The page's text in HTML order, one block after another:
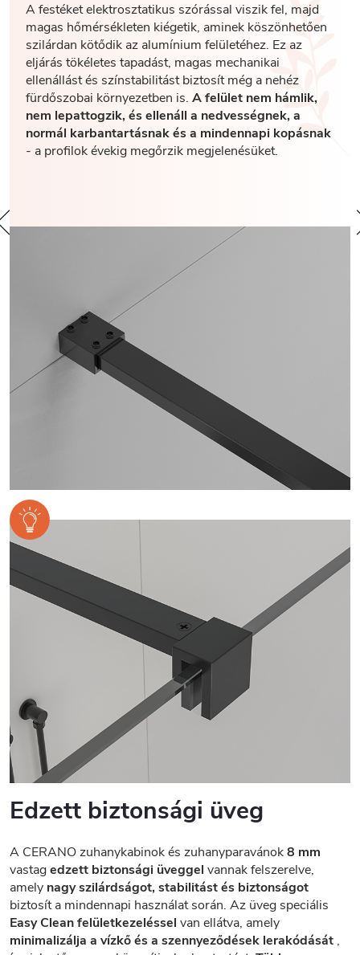
A festéket elektrosztatikus szórással viszik fel, majd
magas hőmérsékleten kiégetik, aminek köszönhetően
szilárdan kötődik az alumínium felületéhez. Ez az
eljárás tökéletes tapadást, magas mechanikai
ellenállást és színstabilitást biztosít még a nehéz
fürdőszobai környezetben is. A felület nem hámlik,
nem lepattogzik, és ellenáll a nedvességnek, a
normál karbantartásnak és a mindennapi kopásnak
- a profilok évekig megőrzik megjelenésüket.
Edzett biztonsági üveg
A CERANO zuhanykabinok és zuhanyparavánok8 mm
vastagedzett biztonsági üveggel vannak felszerelve,
amely nagy szilárdságot, stabilitást és biztonságot
biztosít a mindennapi használat során. Az üveg speciális
Easy Clean felületkezeléssel van ellátva, amely
minimalizálja a vízkő és a szennyeződések lerakódását ,